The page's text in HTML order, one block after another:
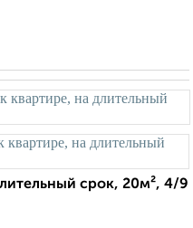
срок, 20м², 4/9